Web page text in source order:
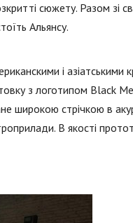
сюжету. Разом зі
Альянсу.
і азіатськими
з логотипом Black
широкою стрічкою в
В якості